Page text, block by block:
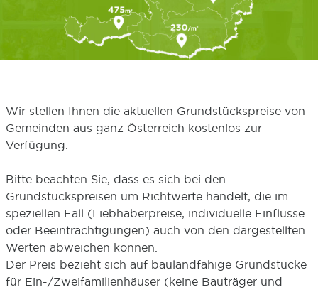
Wir stellen Ihnen die aktuellen Grundstückspreise von
Gemeinden aus ganz Österreich kostenlos zur
Verfügung.
Bitte beachten Sie, dass es sich bei den
Grundstückspreisen um Richtwerte handelt, die im
speziellen Fall (Liebhaberpreise, individuelle Einflüsse
oder Beeinträchtigungen) auch von den dargestellten
Werten abweichen können.
Der Preis bezieht sich auf baulandfähige Grundstücke
für Ein-/Zweifamilienhäuser (keine Bauträger und